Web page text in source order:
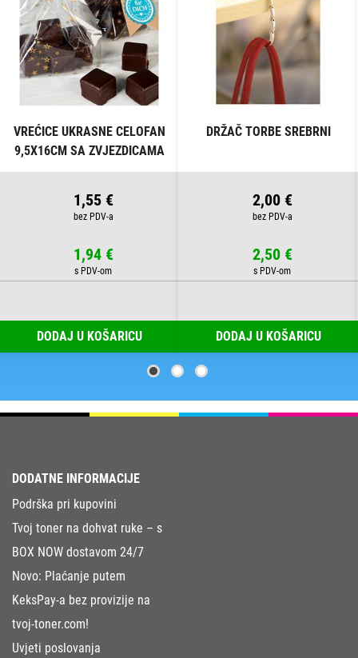
VREĆICE UKRASNE CELOFAN
9,5X16CM SA ZVJEZDICAMA
PK10 HEYDA 20-30892 50
1,55 €
1,94 €
DODAJ U KOŠARICU
DRŽAČ TORBE SREBRNI
2,00 €
2,50 €
DODAJ U KOŠARICU
DODATNE INFORMACIJE
Podrška pri kupovini
Tvoj toner na dohvat ruke – s
BOX NOW dostavom 24/7
Novo: Plaćanje putem
KeksPay-a bez provizije na
tvoj-toner.com!
Uvjeti poslovanja